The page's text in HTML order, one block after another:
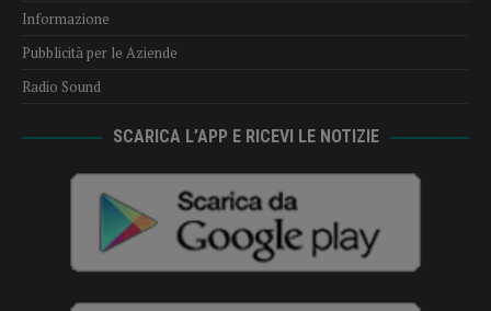
Informazione
Pubblicità per le Aziende
Radio Sound
SCARICA L’APP E RICEVI LE NOTIZIE